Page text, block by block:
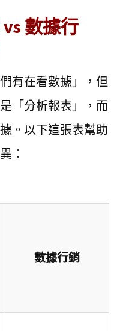
數據行
有在看數據」，但
「分析報表」，而
。以下這張表幫助
：
數據行銷